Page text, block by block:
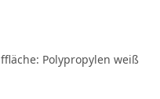
Polypropylen weiß